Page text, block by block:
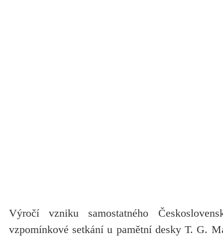
Výročí vzniku samostatného
vzpomínkové setkání u pamětní desky T. G.